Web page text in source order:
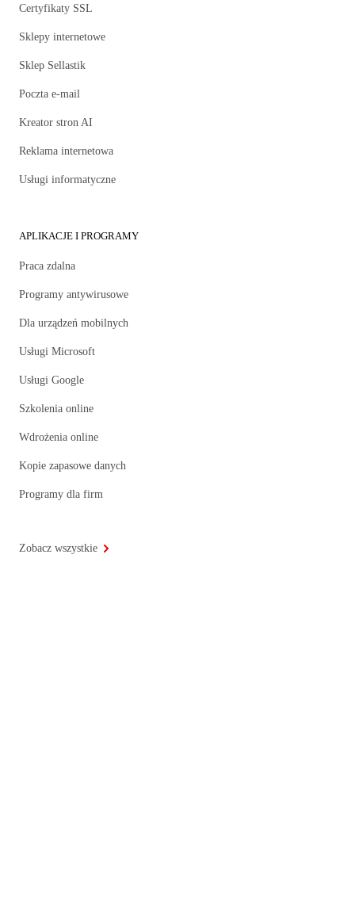
Certyfikaty SSL
Sklepy internetowe
Sklep Sellastik
Poczta e-mail
Kreator stron AI
Reklama internetowa
Usługi informatyczne
APLIKACJE I PROGRAMY
Praca zdalna
Programy antywirusowe
Dla urządzeń mobilnych
Usługi Microsoft
Usługi Google
Szkolenia online
Wdrożenia online
Kopie zapasowe danych
Programy dla firm
Zobacz wszystkie